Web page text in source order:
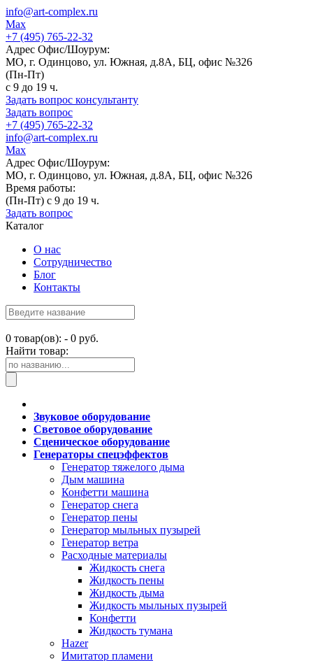
info@art-complex.ru
Max
+7 (495) 765-22-32
Адрес Офис/Шоурум:
МО, г. Одинцово, ул. Южная, д.8А, БЦ, офис №326
(Пн-Пт)
с 9 до 19 ч.
Задать вопрос консультанту
Задать вопрос
+7 (495) 765-22-32
info@art-complex.ru
Max
Адрес Офис/Шоурум:
МО, г. Одинцово, ул. Южная, д.8А, БЦ, офис №326
Время работы:
(Пн-Пт) с 9 до 19 ч.
Задать вопрос
Каталог
О нас
Сотрудничество
Блог
Контакты
0 товар(ов): - 0 руб.
Найти товар:
Звуковое оборудование
Световое оборудование
Сценическое оборудование
Генераторы спецэффектов
Генератор тяжелого дыма
Дым машина
Конфетти машина
Генератор снега
Генератор пены
Генератор мыльных пузырей
Генератор ветра
Расходные материалы
Жидкость снега
Жидкость пены
Жидкость дыма
Жидкость мыльных пузырей
Конфетти
Жидкость тумана
Hazer
Имитатор пламени